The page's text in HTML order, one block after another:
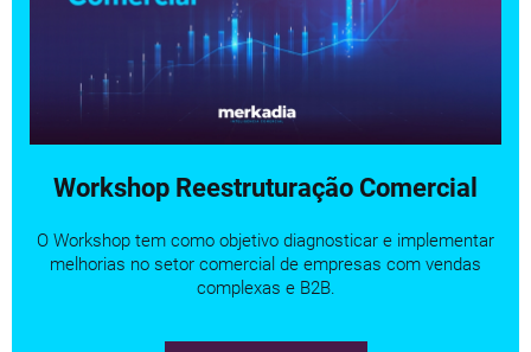
Workshop Reestruturação Comercial
O Workshop tem como objetivo diagnosticar e implementar
melhorias no setor comercial de empresas com vendas
complexas e B2B.